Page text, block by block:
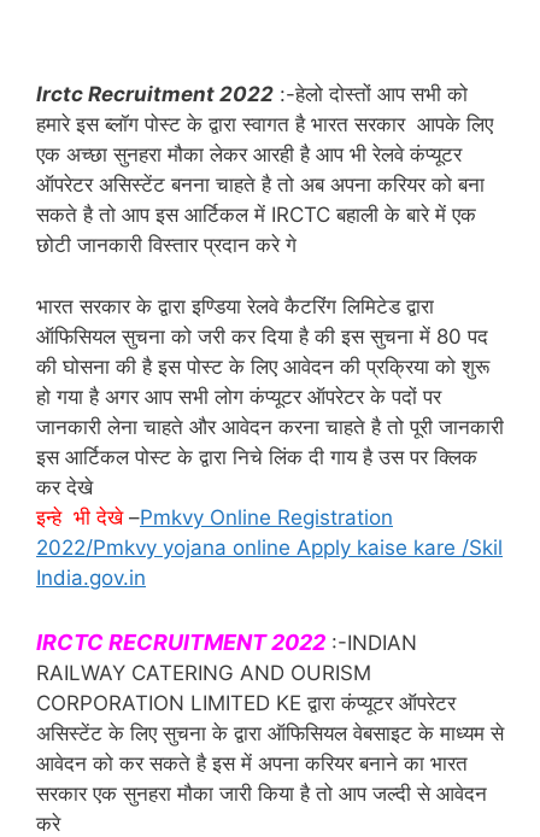
Irctc Recruitment 2022 :-हेलो दोस्तों आप सभी को
हमारे इस ब्लॉग पोस्ट के द्वारा स्वागत है भारत सरकार आपके लिए
एक अच्छा सुनहरा मौका लेकर आरही है आप भी रेलवे कंप्यूटर
ऑपरेटर असिस्टेंट बनना चाहते है तो अब अपना करियर को बना
सकते है तो आप इस आर्टिकल में IRCTC बहाली के बारे में एक
छोटी जानकारी विस्तार प्रदान करे गे
भारत सरकार के द्वारा इण्डिया रेलवे कैटरिंग लिमिटेड द्वारा
ऑफिसियल सुचना को जरी कर दिया है की इस सुचना में 80 पद
की घोसना की है इस पोस्ट के लिए आवेदन की प्रक्रिया को शुरू
हो गया है अगर आप सभी लोग कंप्यूटर ऑपरेटर के पदों पर
जानकारी लेना चाहते और आवेदन करना चाहते है तो पूरी जानकारी
इस आर्टिकल पोस्ट के द्वारा निचे लिंक दी गाय है उस पर क्लिक
कर देखे
इन्हे भी देखे–Pmkvy Online Registration
2022/Pmkvy yojana online Apply kaise kare /Skil
India.gov.in
IRCTC RECRUITMENT 2022 :-INDIAN
RAILWAY CATERING AND OURISM
CORPORATION LIMITED KE द्वारा कंप्यूटर ऑपरेटर
असिस्टेंट के लिए सुचना के द्वारा ऑफिसियल वेबसाइट के माध्यम से
आवेदन को कर सकते है इस में अपना करियर बनाने का भारत
सरकार एक सुनहरा मौका जारी किया है तो आप जल्दी से आवेदन
करे